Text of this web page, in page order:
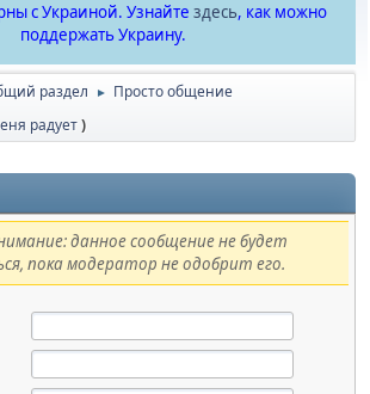
с Украиной. Узнайте здесь, как можно
поддержать Украину.
раздел ► Просто общение
радует)
данное сообщение не будет
пока модератор не одобрит его.